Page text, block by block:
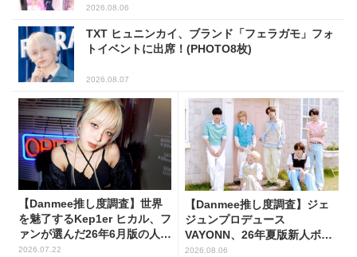
2026.08.06
TXT ヒュニンカイ、ブランド「フェラガモ」フォ
トイベントに出席！(PHOTO8枚)
2026.08.07
【Danmee推し度調査】世界
を魅了するKep1er ヒカル、フ
ァンが選んだ26年6月版の人気
No.1に！
2026.07.22
【Danmee推し度調査】ジェ
ジュンプロデュース
VAYONN、26年夏版新人ボー
イズグループ人気No.1に
2026.08.06